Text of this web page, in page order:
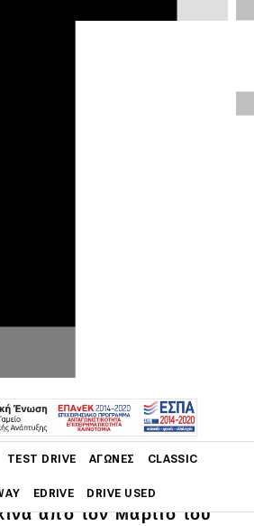
TEST DRIVE ΑΓΏΝΕΣ CLASSIC
EDRIVE DRIVE USED
επιστρέφει στην
όχημα. Οι
του μοντέλου έχουν
με τη διάθεσή του στην
από τον Μάρτιο του